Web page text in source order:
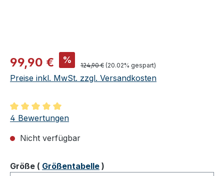
Verkaufspreis:
99,90 € % Regulärer Preis:
124,90 € (20.02% gespart)
Preise inkl. MwSt. zzgl. Versandkosten
Durchschnittliche Bewertung von 5 von 5 Sternen
4 Bewertungen
Nicht verfügbar
Größeauswählen
( Größentabelle )